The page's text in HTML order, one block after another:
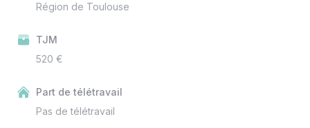
Région de Toulouse
TJM
520 €
Part de télétravail
Pas de télétravail